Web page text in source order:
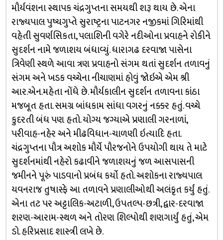
મૌર્યવંશના સ્થાપક ચંદ્રગુપ્તના સમયથી શરૂ થાય છે. એના
રાજ્યપાલ પુષ્યગુપ્તે સુરાષ્ટ્રના પાટનગર નજીકમાં ગિરિમાંથી
વહેતી સુવર્ણસિકતા, પલાશિની વગેરે નદીઓના પ્રવાહને રોકીને
સુદર્શન નામે જળાશય બંધાવ્યું. ધારાગઢ દરવાજા પાસેના
ત્રિવેણી સ્થળે આવા ત્રણ પ્રવાહનો સંગમ થતાં સુદર્શન તળાવનું
સંગમ અને ખડક વચ્ચેના નીચાણમાં હોવું જોઇએ એમ શ્રી
આર.એન.મહેતા નોંધે છે. મૌર્યકાલીન સુદર્શન તળાવના કાંઠા
મજબૂત હતા. સમગ્ર બાંધકામ સાંધા વગરનું નક્કર હતું. વચ્ચે
કુદરતી બંધ પણ હતો. યોગ્ય જગ્યાએ પ્રણાલી ગરનાળાં,
પરીવાહ-નહેર અને મીઢવિધાન-ચાળણી ઇત્યાદિ હતા.
ચંદ્રગુપ્તના પૌત્ર અશોક મૌર્યે પૌરજનોને ઉપયોગી થાય તે માટે
સુદર્શનમાંથી નહેરો કઢાવીને જળાશયનું જળ આસપાસની
જમીનને પૂરું પાડવાનો પ્રબંધ કર્યો હતો. અશોકના રાજ્યપાલ
યવનરાજ તુષાસ્ફે આ તળાવને પ્રણાલીઓથી અલંકૃત કર્યું હતું.
એના તટ પર અટ્ટાલિક-અટાળી, ઉપતલ્પ-છત્રી, દ્વાર-દરવાજા
શરણ-આરામ-સ્થળ અને તોરણ શિલ્પોથી શણગાર્યું હતું, એમ
ડો. હરિપ્રસાદ શાસ્ત્રી લખે છે.